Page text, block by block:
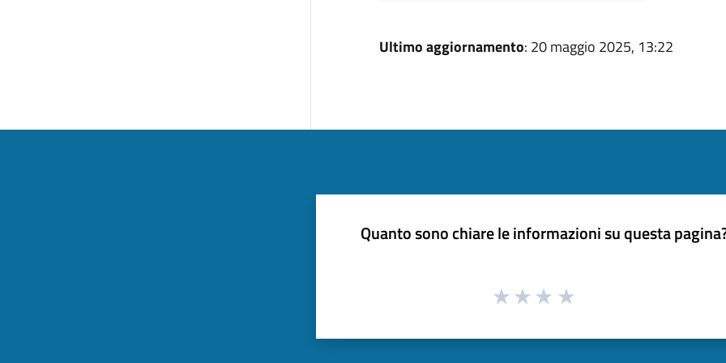
Ultimo aggiornamento: 20 maggio 2025, 13:22
Quanto sono chiare le informazioni su questa